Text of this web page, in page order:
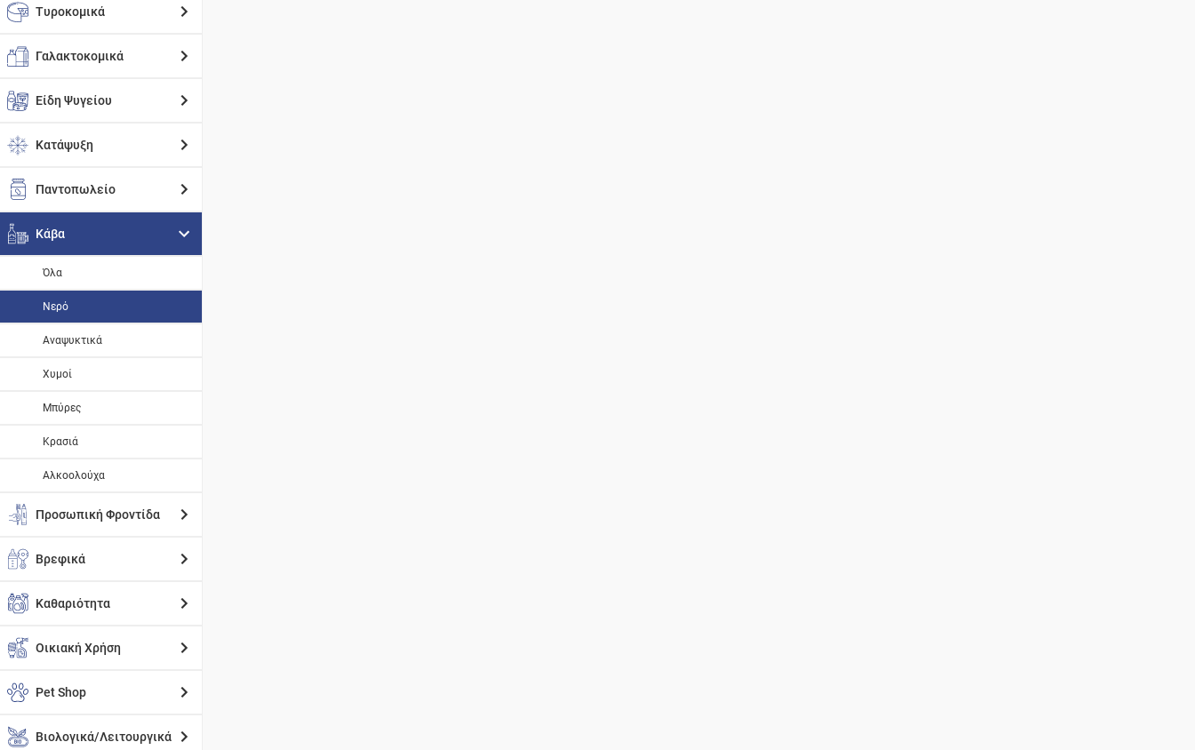
Τυροκομικά
Γαλακτοκομικά
Είδη Ψυγείου
Κατάψυξη
Παντοπωλείο
Κάβα
Όλα
Νερό
Αναψυκτικά
Χυμοί
Μπύρες
Κρασιά
Αλκοολούχα
Προσωπική Φροντίδα
Βρεφικά
Καθαριότητα
Οικιακή Χρήση
Pet Shop
Βιολογικά/Λειτουργικά